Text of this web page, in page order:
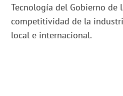
Tecnología del Gobierno de
competitividad de la
local e internacional.